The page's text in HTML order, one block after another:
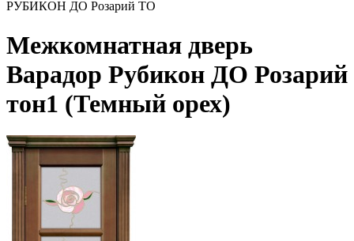
РУБИКОН ДО Розарий ТО
Межкомнатная дверь
Варадор Рубикон ДО Розарий
тон1 (Темный орех)